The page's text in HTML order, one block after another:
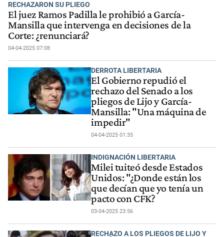
RECHAZARON SU PLIEGO
El juez Ramos Padilla le prohibió a García-
Mansilla que intervenga en decisiones de la
Corte: ¿renunciará?
04-04-2025 07:08
DERROTA LIBERTARIA
El Gobierno repudió el
rechazo del Senado a los
pliegos de Lijo y García-
Mansilla: "Una máquina de
impedir"
04-04-2025 01:35
INDIGNACIÓN LIBERTARIA
Milei tuiteó desde Estados
Unidos: "¿Donde están los
que decían que yo tenía un
pacto con CFK?
03-04-2025 23:56
RECHAZO A LOS PLIEGOS DE LIJO Y